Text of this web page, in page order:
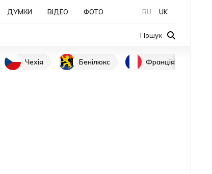
ДУМКИ ВІДЕО ФОТО RU UK
Пошук
Чехія Бенілюкс Франція